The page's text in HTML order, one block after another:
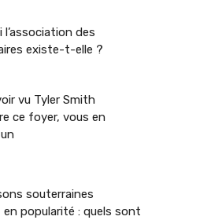
l’association des
existe-t-elle ?
vu Tyler Smith
ce foyer, vous en
souterraines
popularité : quels sont